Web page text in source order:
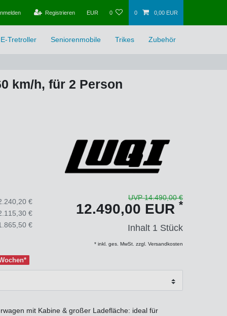
Registrieren EUR 0 0 0,00 EUR
Tretroller Seniorenmobile Trikes Zubehör
km/h, für 2 Person
€
€
€
UVP 14.490,00 €
12.490,00 EUR *
Inhalt 1 Stück
* inkl. ges. MwSt. zzgl. Versandkosten
mit Kabine & großer Ladefläche: ideal für